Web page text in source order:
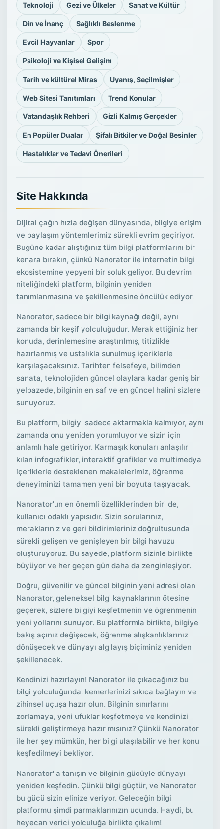
Teknoloji Gezi ve Ülkeler Sanat ve Kültür
Din ve İnanç Sağlıklı Beslenme
Evcil Hayvanlar Spor
Psikoloji ve Kişisel Gelişim
Tarih ve kültürel Miras Uyanış, Seçilmişler
Web Sitesi Tanıtımları Trend Konular
Vatandaşlık Rehberi Gizli Kalmış Gerçekler
En Popüler Dualar Şifalı Bitkiler ve Doğal Besinler
Hastalıklar ve Tedavi Önerileri
Site Hakkında
Dijital çağın hızla değişen dünyasında, bilgiye erişim
ve paylaşım yöntemlerimiz sürekli evrim geçiriyor.
Bugüne kadar alıştığınız tüm bilgi platformlarını bir
kenara bırakın, çünkü Nanorator ile internetin bilgi
ekosistemine yepyeni bir soluk geliyor. Bu devrim
niteliğindeki platform, bilginin yeniden
tanımlanmasına ve şekillenmesine öncülük ediyor.
Nanorator, sadece bir bilgi kaynağı değil, aynı
zamanda bir keşif yolculuğudur. Merak ettiğiniz her
konuda, derinlemesine araştırılmış, titizlikle
hazırlanmış ve ustalıkla sunulmuş içeriklerle
karşılaşacaksınız. Tarihten felsefeye, bilimden
sanata, teknolojiden güncel olaylara kadar geniş bir
yelpazede, bilginin en saf ve en güncel halini sizlere
sunuyoruz.
Bu platform, bilgiyi sadece aktarmakla kalmıyor, aynı
zamanda onu yeniden yorumluyor ve sizin için
anlamlı hale getiriyor. Karmaşık konuları anlaşılır
kılan infografikler, interaktif grafikler ve multimedya
içeriklerle desteklenen makalelerimiz, öğrenme
deneyiminizi tamamen yeni bir boyuta taşıyacak.
Nanorator'un en önemli özelliklerinden biri de,
kullanıcı odaklı yapısıdır. Sizin sorularınız,
meraklarınız ve geri bildirimleriniz doğrultusunda
sürekli gelişen ve genişleyen bir bilgi havuzu
oluşturuyoruz. Bu sayede, platform sizinle birlikte
büyüyor ve her geçen gün daha da zenginleşiyor.
Doğru, güvenilir ve güncel bilginin yeni adresi olan
Nanorator, geleneksel bilgi kaynaklarının ötesine
geçerek, sizlere bilgiyi keşfetmenin ve öğrenmenin
yeni yollarını sunuyor. Bu platformla birlikte, bilgiye
bakış açınız değişecek, öğrenme alışkanlıklarınız
dönüşecek ve dünyayı algılayış biçiminiz yeniden
şekillenecek.
Kendinizi hazırlayın! Nanorator ile çıkacağınız bu
bilgi yolculuğunda, kemerlerinizi sıkıca bağlayın ve
zihinsel uçuşa hazır olun. Bilginin sınırlarını
zorlamaya, yeni ufuklar keşfetmeye ve kendinizi
sürekli geliştirmeye hazır mısınız? Çünkü Nanorator
ile her şey mümkün, her bilgi ulaşılabilir ve her konu
keşfedilmeyi bekliyor.
Nanorator'la tanışın ve bilginin gücüyle dünyayı
yeniden keşfedin. Çünkü bilgi güçtür, ve Nanorator
bu gücü sizin elinize veriyor. Geleceğin bilgi
platformu şimdi parmaklarınızın ucunda. Haydi, bu
heyecan verici yolculuğa birlikte çıkalım!